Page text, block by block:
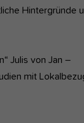
Hintergründe
Julis von Jan –
mit